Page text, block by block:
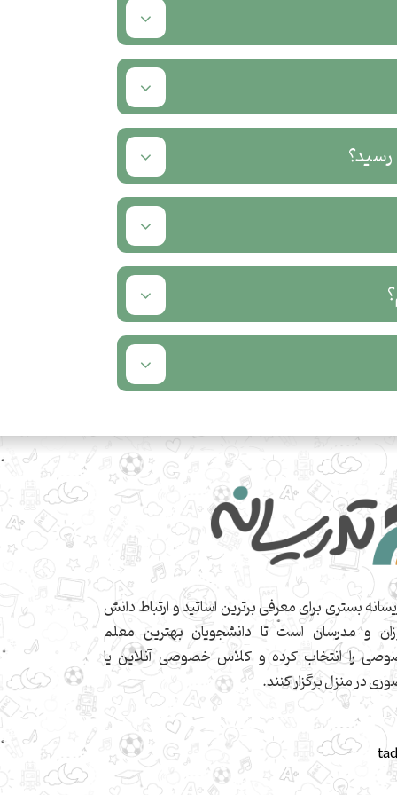
بستری برای معرفی برترین اساتید و ارتباط دانش
و مدرسان است تا دانشجویان بهترین معلم
را انتخاب کرده و کلاس خصوصی آنلاین یا
در منزل برگزار کنند.